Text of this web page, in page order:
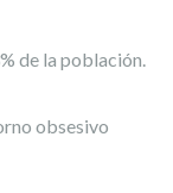
de la población.
obsesivo